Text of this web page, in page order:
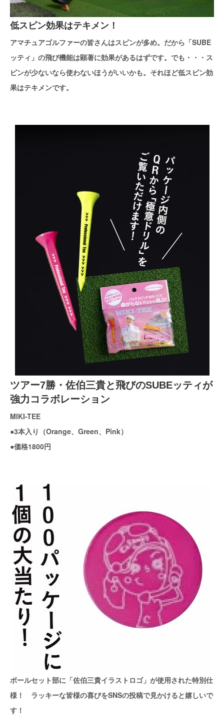
低スピン効果はテキメン！
アマチュアゴルファーの皆さんはスピンが多め。だから「SUBE
ッティ」の飛び機能は顕著に効果があるはずです。でも・・・ス
ピンが少ないなら使わないほうがいいかも。それほど低スピン効
果はテキメンです。
ツアー7勝・佐伯三貴と飛びのSUBEッティが
強力コラボレーション
MIKI-TEE
●3本入り（Orange、Green、Pink）
●価格1800円
ボールセット部に「佐伯三貴イラストロゴ」が使用された特別仕
様！ ラッキーな皆様の喜びをSNSの投稿で見かけると嬉しいで
す！